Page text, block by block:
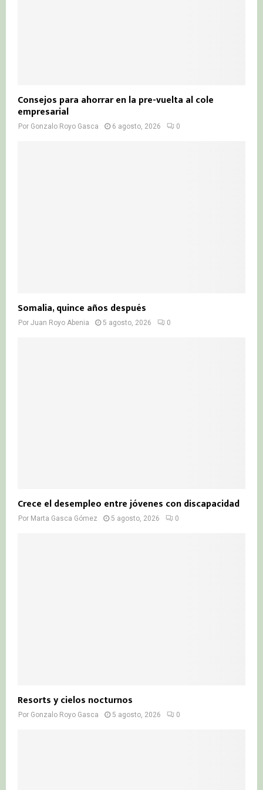
Consejos para ahorrar en la pre-vuelta al cole
empresarial
Por Gonzalo Royo Gasca 6 agosto, 2026 0
Somalia, quince años después
Por Juan Royo Abenia 5 agosto, 2026 0
Crece el desempleo entre jóvenes con discapacidad
Por Marta Gasca Gómez 5 agosto, 2026 0
Resorts y cielos nocturnos
Por Gonzalo Royo Gasca 5 agosto, 2026 0